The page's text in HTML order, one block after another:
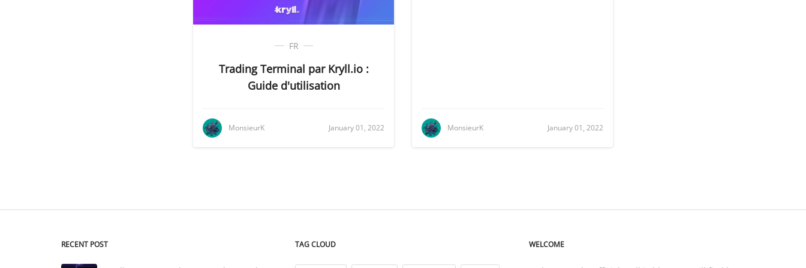
FR
Trading Terminal par Kryll.io :
Guide d'utilisation
MonsieurK January 01, 2022 MonsieurK January 01, 2022
RECENT POST TAG CLOUD WELCOME